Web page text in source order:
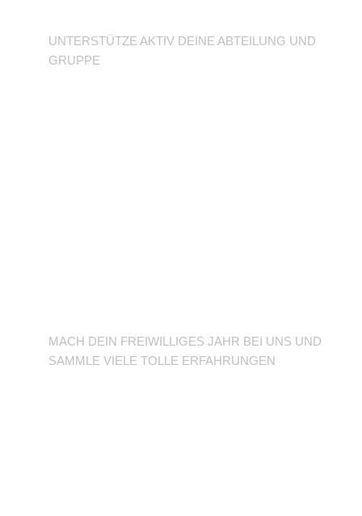
UNTERSTÜTZE AKTIV DEINE ABTEILUNG UND
GRUPPE
MACH DEIN FREIWILLIGES JAHR BEI UNS UND
SAMMLE VIELE TOLLE ERFAHRUNGEN